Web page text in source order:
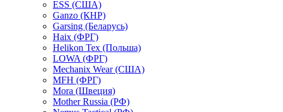
ESS (США)
Ganzo (КНР)
Garsing (Беларусь)
Haix (ФРГ)
Helikon Tex (Польша)
LOWA (ФРГ)
Mechanix Wear (США)
MFH (ФРГ)
Mora (Швеция)
Mother Russia (РФ)